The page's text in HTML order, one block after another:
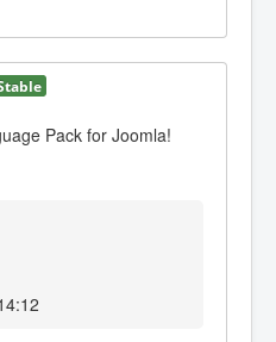
Pack for Joomla!